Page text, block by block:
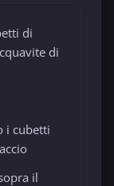
di
di
i cubetti
il